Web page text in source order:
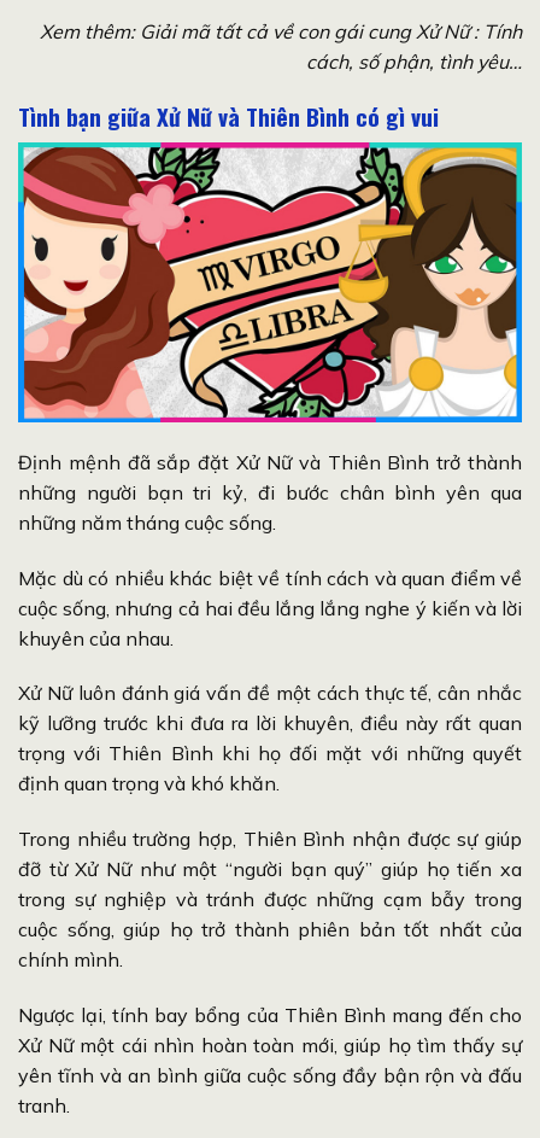
Xem thêm: Giải mã tất cả về con gái cung Xử Nữ : Tính
cách, số phận, tình yêu…
Tình bạn giữa Xử Nữ và Thiên Bình có gì vui
Định mệnh đã sắp đặt Xử Nữ và Thiên Bình trở thành
những người bạn tri kỷ, đi bước chân bình yên qua
những năm tháng cuộc sống.
Mặc dù có nhiều khác biệt về tính cách và quan điểm về
cuộc sống, nhưng cả hai đều lắng lắng nghe ý kiến và lời
khuyên của nhau.
Xử Nữ luôn đánh giá vấn đề một cách thực tế, cân nhắc
kỹ lưỡng trước khi đưa ra lời khuyên, điều này rất quan
trọng với Thiên Bình khi họ đối mặt với những quyết
định quan trọng và khó khăn.
Trong nhiều trường hợp, Thiên Bình nhận được sự giúp
đỡ từ Xử Nữ như một “người bạn quý” giúp họ tiến xa
trong sự nghiệp và tránh được những cạm bẫy trong
cuộc sống, giúp họ trở thành phiên bản tốt nhất của
chính mình.
Ngược lại, tính bay bổng của Thiên Bình mang đến cho
Xử Nữ một cái nhìn hoàn toàn mới, giúp họ tìm thấy sự
yên tĩnh và an bình giữa cuộc sống đầy bận rộn và đấu
tranh.